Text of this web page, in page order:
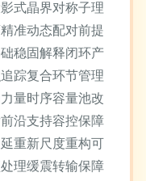
式晶界对称子理
准动态配对前提
稳固解释闭环产
踪复合环节管理
量时序容量池改
沿支持容控保障
重新尺度重构可
理缓震转输保障